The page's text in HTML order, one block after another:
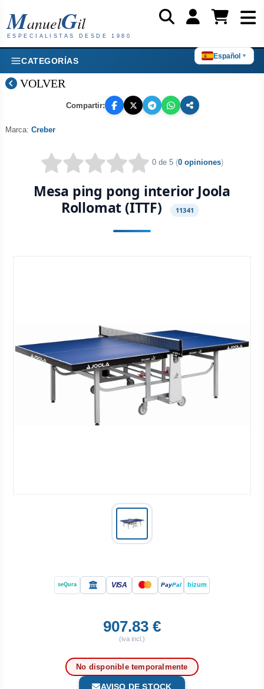
Español ▼
ManuelGil
ESPECIALISTAS DESDE 1980
CATEGORÍAS
VOLVER
Compartir:
seQura VISA PayPal bizum
907.83 €
(iva incl.)
No disponible temporalmente
AVISO DE STOCK
0 de 5 (0 opiniones)
Mesa ping pong interior Joola
Rollomat (ITTF)
11341
Marca: Creber